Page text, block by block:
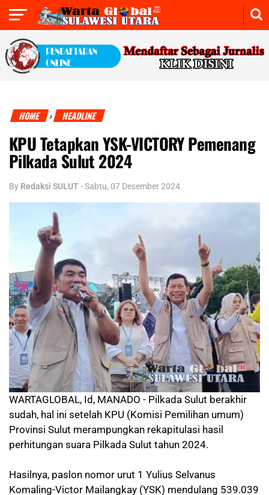
HOME › HEADLINE
KPU Tetapkan YSK-VICTORY Pemenang
Pilkada Sulut 2024
By Redaksi SULUT-Sabtu, 07 Desember 2024
WARTAGLOBAL, Id, MANADO - Pilkada Sulut berakhir
sudah, hal ini setelah KPU (Komisi Pemilihan umum)
Provinsi Sulut merampungkan rekapitulasi hasil
perhitungan suara Pilkada Sulut tahun 2024.
Hasilnya, paslon nomor urut 1 Yulius Selvanus
Komaling-Victor Mailangkay (YSK) mendulang 539.039